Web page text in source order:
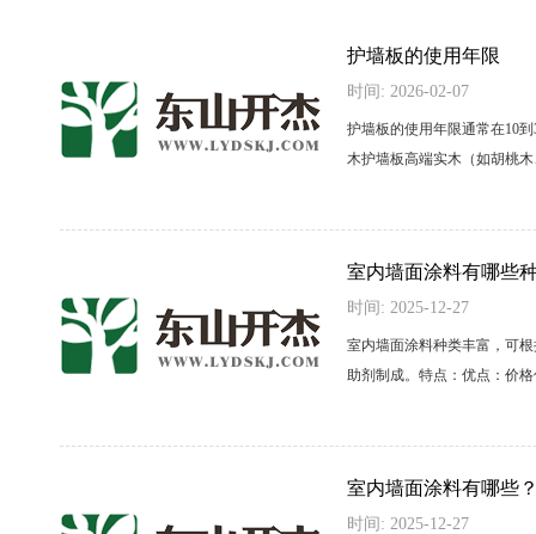
护墙板的使用年限
时间: 2026-02-07
护墙板的使用年限通常在10
木护墙板高端实木（如胡桃
室内墙面涂料有哪些
时间: 2025-12-27
室内墙面涂料种类丰富，可
助剂制成。特点：优点：价
室内墙面涂料有哪些
时间: 2025-12-27